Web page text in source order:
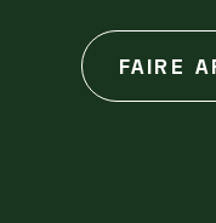
FAIRE